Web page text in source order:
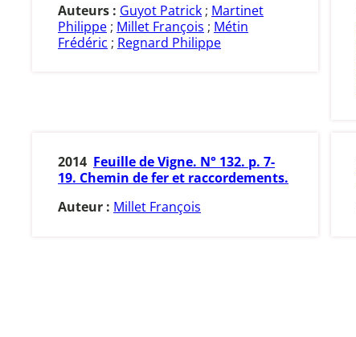
Auteurs : Guyot Patrick ; Martinet
Philippe ; Millet François ; Métin
Frédéric ; Regnard Philippe
2014 Feuille de Vigne. N° 132. p. 7-
19. Chemin de fer et raccordements.
Auteur : Millet François